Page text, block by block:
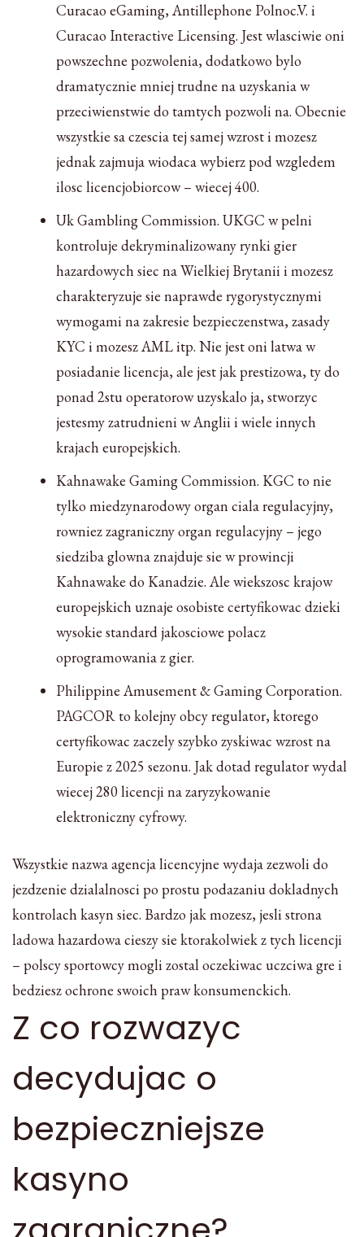
Curacao eGaming, Antillephone Polnoc.V. i
Curacao Interactive Licensing. Jest wlasciwie oni
powszechne pozwolenia, dodatkowo bylo
dramatycznie mniej trudne na uzyskania w
przeciwienstwie do tamtych pozwoli na. Obecnie
wszystkie sa czescia tej samej wzrost i mozesz
jednak zajmuja wiodaca wybierz pod wzgledem
ilosc licencjobiorcow – wiecej 400.
Uk Gambling Commission. UKGC w pelni
kontroluje dekryminalizowany rynki gier
hazardowych siec na Wielkiej Brytanii i mozesz
charakteryzuje sie naprawde rygorystycznymi
wymogami na zakresie bezpieczenstwa, zasady
KYC i mozesz AML itp. Nie jest oni latwa w
posiadanie licencja, ale jest jak prestizowa, ty do
ponad 2stu operatorow uzyskalo ja, stworzyc
jestesmy zatrudnieni w Anglii i wiele innych
krajach europejskich.
Kahnawake Gaming Commission. KGC to nie
tylko miedzynarodowy organ ciala regulacyjny,
rowniez zagraniczny organ regulacyjny – jego
siedziba glowna znajduje sie w prowincji
Kahnawake do Kanadzie. Ale wiekszosc krajow
europejskich uznaje osobiste certyfikowac dzieki
wysokie standard jakosciowe polacz
oprogramowania z gier.
Philippine Amusement & Gaming Corporation.
PAGCOR to kolejny obcy regulator, ktorego
certyfikowac zaczely szybko zyskiwac wzrost na
Europie z 2025 sezonu. Jak dotad regulator wydal
wiecej 280 licencji na zaryzykowanie
elektroniczny cyfrowy.
Wszystkie nazwa agencja licencyjne wydaja zezwoli do
jezdzenie dzialalnosci po prostu podazaniu dokladnych
kontrolach kasyn siec. Bardzo jak mozesz, jesli strona
ladowa hazardowa cieszy sie ktorakolwiek z tych licencji
– polscy sportowcy mogli zostal oczekiwac uczciwa gre i
bedziesz ochrone swoich praw konsumenckich.
Z co rozwazyc
decydujac o
bezpieczniejsze
kasyno